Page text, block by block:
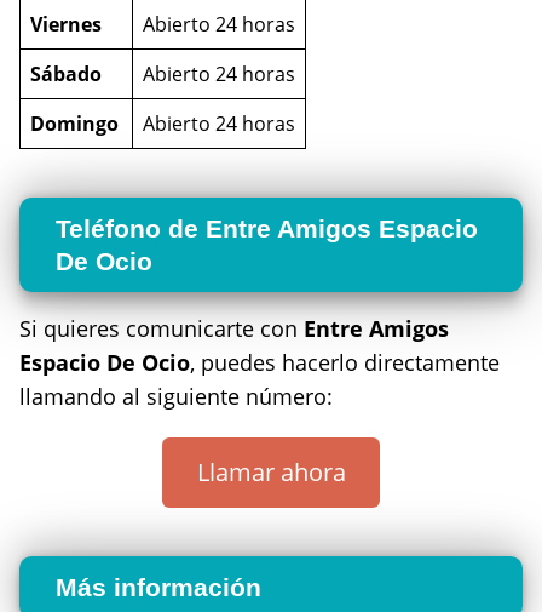
Viernes
Abierto 24 horas
Sábado
Abierto 24 horas
Domingo
Abierto 24 horas
Teléfono de Entre Amigos Espacio
De Ocio
Si quieres comunicarte con Entre Amigos
Espacio De Ocio, puedes hacerlo directamente
llamando al siguiente número:
Llamar ahora
Más información